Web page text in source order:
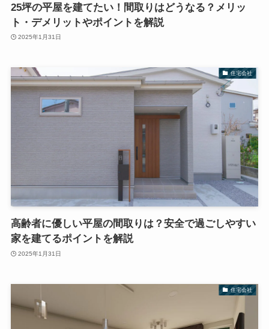
25坪の平屋を建てたい！間取りはどうなる？メリッ
ト・デメリットやポイントを解説
2025年1月31日
住宅会社
高齢者に優しい平屋の間取りは？安全で過ごしやすい
家を建てるポイントを解説
2025年1月31日
住宅会社